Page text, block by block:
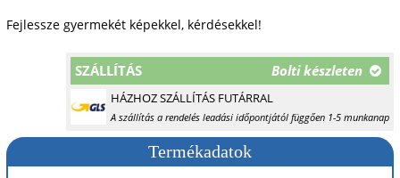
Fejlessze gyermekét képekkel, kérdésekkel!
SZÁLLÍTÁS Bolti készleten
HÁZHOZ SZÁLLÍTÁS FUTÁRRAL
A szállítás a rendelés leadási időpontjától függően 1-5 munkanap
Termékadatok